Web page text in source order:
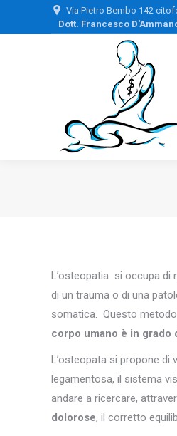
Via Pietro Bembo 142
Dott. Francesco
L’osteopatia si occupa di
di un trauma o di una
somatica. Questo
corpo umano è in grado
L’osteopata si propone
legamentosa, il sistema
andare a ricercare,
dolorose, il corretto